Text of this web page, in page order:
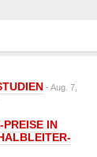
- Aug. 7,
PREISE IN